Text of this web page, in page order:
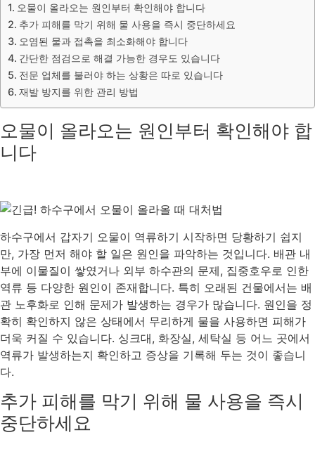
오물이 올라오는 원인부터 확인해야 합니다
추가 피해를 막기 위해 물 사용을 즉시 중단하세요
오염된 물과 접촉을 최소화해야 합니다
간단한 점검으로 해결 가능한 경우도 있습니다
전문 업체를 불러야 하는 상황은 따로 있습니다
재발 방지를 위한 관리 방법
오물이 올라오는 원인부터 확인해야 합
니다
하수구에서 갑자기 오물이 역류하기 시작하면 당황하기 쉽지
만, 가장 먼저 해야 할 일은 원인을 파악하는 것입니다. 배관 내
부에 이물질이 쌓였거나 외부 하수관의 문제, 집중호우로 인한
역류 등 다양한 원인이 존재합니다. 특히 오래된 건물에서는 배
관 노후화로 인해 문제가 발생하는 경우가 많습니다. 원인을 정
확히 확인하지 않은 상태에서 무리하게 물을 사용하면 피해가
더욱 커질 수 있습니다. 싱크대, 화장실, 세탁실 등 어느 곳에서
역류가 발생하는지 확인하고 증상을 기록해 두는 것이 좋습니
다.
추가 피해를 막기 위해 물 사용을 즉시
중단하세요